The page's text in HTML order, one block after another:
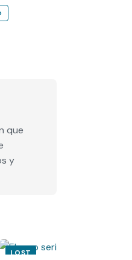
que
y
LOST